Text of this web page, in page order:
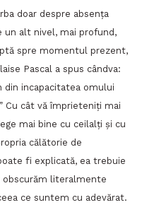
doar despre absența
un alt nivel, mai profund,
spre momentul prezent,
Pascal a spus cândva:
din incapacitatea omului
Cu cât vă împrieteniți mai
mai bine cu ceilalți și cu
călătorie de
fi explicată, ea trebuie
obscurăm literalmente
ce suntem cu adevărat.